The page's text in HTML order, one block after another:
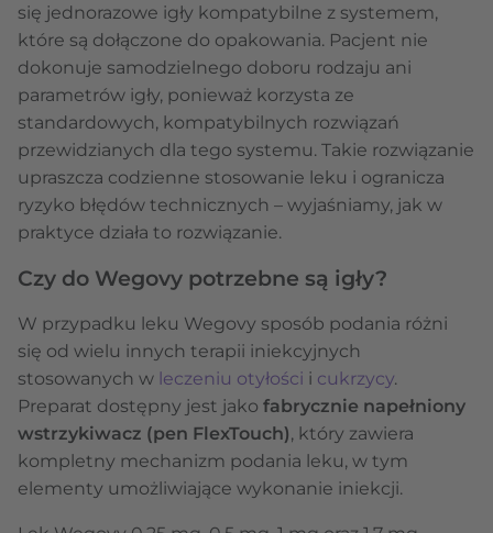
się jednorazowe igły kompatybilne z systemem,
które są dołączone do opakowania. Pacjent nie
dokonuje samodzielnego doboru rodzaju ani
parametrów igły, ponieważ korzysta ze
standardowych, kompatybilnych rozwiązań
przewidzianych dla tego systemu. Takie rozwiązanie
upraszcza codzienne stosowanie leku i ogranicza
ryzyko błędów technicznych – wyjaśniamy, jak w
praktyce działa to rozwiązanie.
Czy do Wegovy potrzebne są igły?
W przypadku leku Wegovy sposób podania różni
się od wielu innych terapii iniekcyjnych
stosowanych w leczeniu otyłości i cukrzycy.
Preparat dostępny jest jako fabrycznie napełniony
wstrzykiwacz (pen FlexTouch), który zawiera
kompletny mechanizm podania leku, w tym
elementy umożliwiające wykonanie iniekcji.